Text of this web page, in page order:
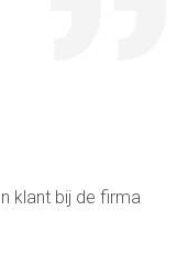
klant bij de firma